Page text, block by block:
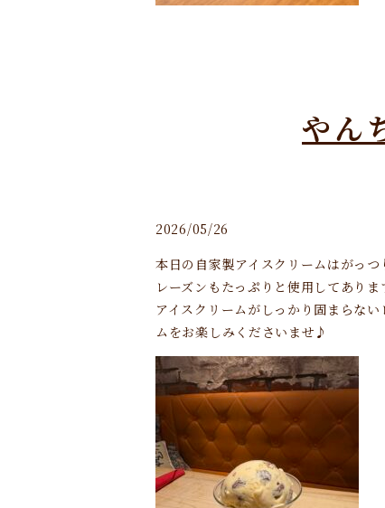
やん
2026/05/26
本日の自家製アイスクリームはがっ
レーズンもたっぷりと使用してあり
アイスクリームがしっかり固まらな
ムをお楽しみくださいませ♪